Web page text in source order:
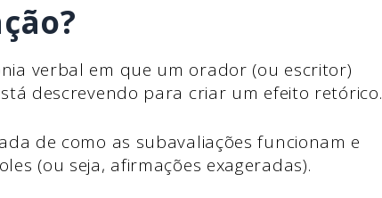
verbal em que um orador (ou escritor)
descrevendo para criar um efeito retórico.
de como as subavaliações funcionam e
(ou seja, afirmações exageradas).